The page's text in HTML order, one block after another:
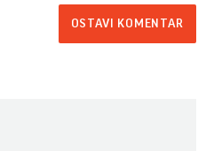
OSTAVI KOMENTAR